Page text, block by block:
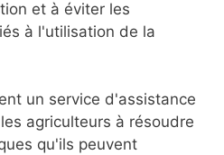
et à éviter les
à l'utilisation de la
un service d'assistance
agriculteurs à résoudre
qu'ils peuvent